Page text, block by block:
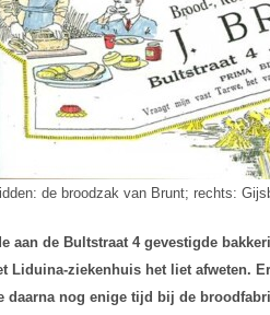
de broodzak van Brunt; rechts:
de Bultstraat 4 gevestigde
ziekenhuis het liet afweten.
nog enige tijd bij de